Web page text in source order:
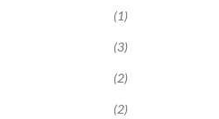
(1)
(3)
(2)
(2)